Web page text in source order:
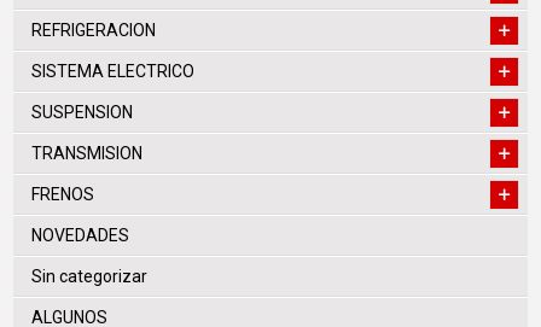
REFRIGERACION
SISTEMA ELECTRICO
SUSPENSION
TRANSMISION
FRENOS
NOVEDADES
Sin categorizar
ALGUNOS